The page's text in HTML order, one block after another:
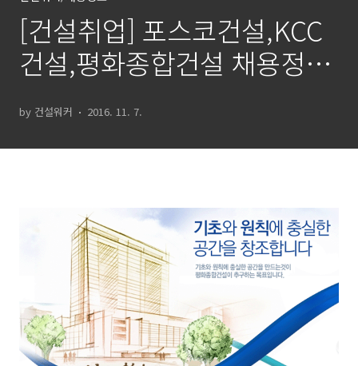
[건설취업] 포스코건설,KCC
건설,평화종합건설 채용정보
by 건설워커 2016. 11. 7.